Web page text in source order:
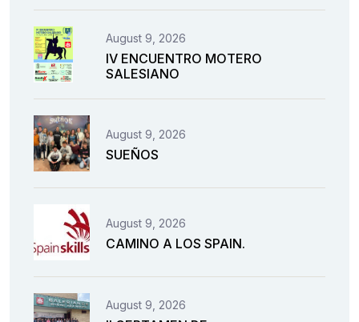
August 9, 2026
IV ENCUENTRO MOTERO
SALESIANO
August 9, 2026
SUEÑOS
August 9, 2026
CAMINO A LOS SPAIN.
August 9, 2026